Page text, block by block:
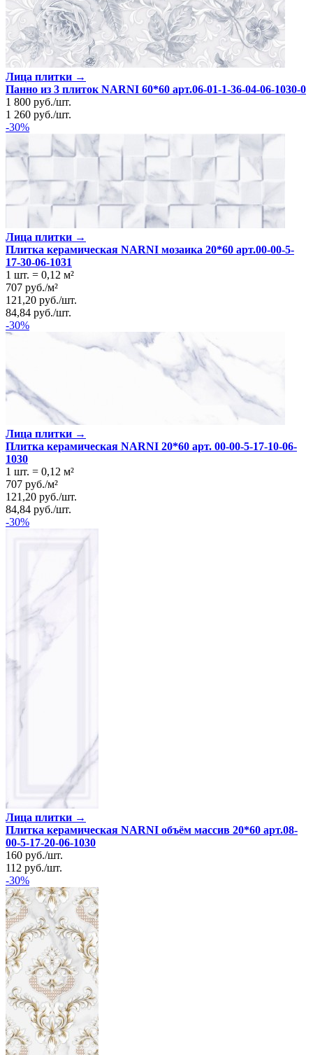
Лица плитки →
Панно из 3 плиток NARNI 60*60 арт.06-01-1-36-04-06-1030-0
1 800 руб./шт.
1 260 руб./шт.
-30%
Лица плитки →
Плитка керамическая NARNI мозаика 20*60 арт.00-00-5-
17-30-06-1031
1 шт. = 0,12 м²
707 руб./м²
121,20 руб./шт.
84,84 руб./шт.
-30%
Лица плитки →
Плитка керамическая NARNI 20*60 арт. 00-00-5-17-10-06-
1030
1 шт. = 0,12 м²
707 руб./м²
121,20 руб./шт.
84,84 руб./шт.
-30%
Лица плитки →
Плитка керамическая NARNI объём массив 20*60 арт.08-
00-5-17-20-06-1030
160 руб./шт.
112 руб./шт.
-30%